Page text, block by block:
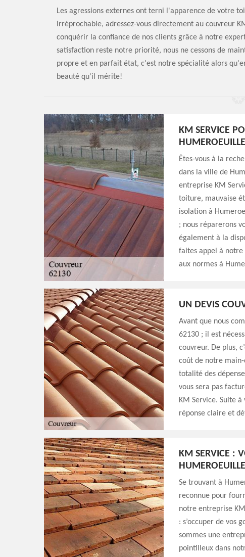
Les agressions externes ont terni l'apparence de votre
irréprochable, adressez-vous directement au couvreur
conquérir la confiance de nos clients grâce à notre
satisfaction reste notre priorité, nous ne cessons de
propre et en parfait état, c'est notre spécialité alors
beauté qu'il mérite!
KM SERVICE
HUMEROEUILLE
Êtes-vous à la
dans la ville de
entreprise KM
toiture, mauvaise
isolation à
; nous réparerons
également à la
faites appel à
aux normes à
UN DEVIS
Avant que nous
62130 ; il est
couvreur. De plus,
coût de notre
totalité des
vous sera pas
KM Service. Suite
réponse claire et
KM SERVICE :
HUMEROEUILLE
Se trouvant à
reconnue pour
notre entreprise
: s’occuper de vos
sommes une
pointilleux dans